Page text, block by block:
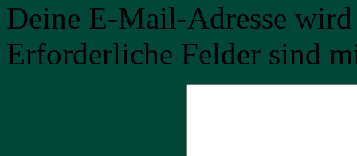
Deine E-Mail-Adresse
Erforderliche Felder sind